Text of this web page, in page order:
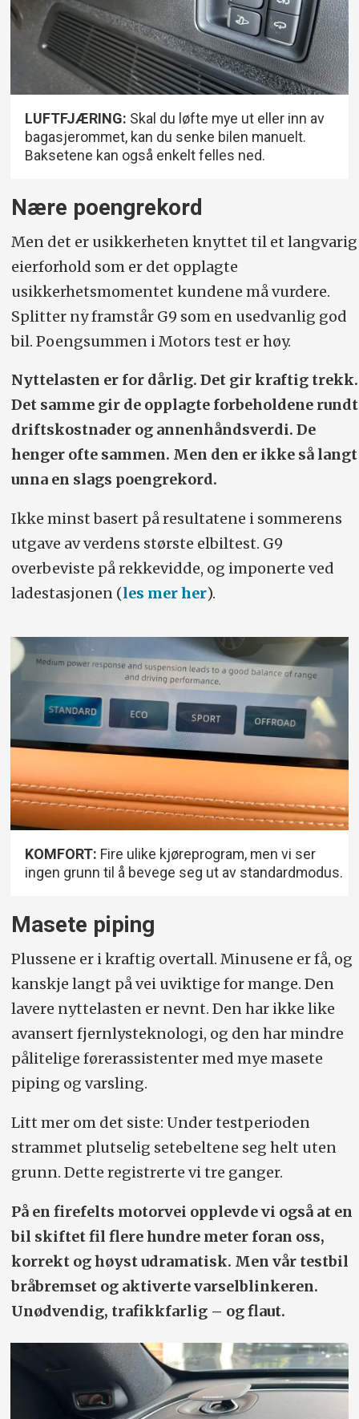
LUFTFJÆRING: Skal du løfte mye ut eller inn av
bagasjerommet, kan du senke bilen manuelt.
Baksetene kan også enkelt felles ned.
Nære poengrekord
Men det er usikkerheten knyttet til et langvarig
eierforhold som er det opplagte
usikkerhetsmomentet kundene må vurdere.
Splitter ny framstår G9 som en usedvanlig god
bil. Poengsummen i Motors test er høy.
Nyttelasten er for dårlig. Det gir kraftig trekk.
Det samme gir de opplagte forbeholdene rundt
driftskostnader og annenhåndsverdi. De
henger ofte sammen. Men den er ikke så langt
unna en slags poengrekord.
Ikke minst basert på resultatene i sommerens
utgave av verdens største elbiltest. G9
overbeviste på rekkevidde, og imponerte ved
ladestasjonen (les mer her).
KOMFORT: Fire ulike kjøreprogram, men vi ser
ingen grunn til å bevege seg ut av standardmodus.
Masete piping
Plussene er i kraftig overtall. Minusene er få, og
kanskje langt på vei uviktige for mange. Den
lavere nyttelasten er nevnt. Den har ikke like
avansert fjernlysteknologi, og den har mindre
pålitelige førerassistenter med mye masete
piping og varsling.
Litt mer om det siste: Under testperioden
strammet plutselig setebeltene seg helt uten
grunn. Dette registrerte vi tre ganger.
På en firefelts motorvei opplevde vi også at en
bil skiftet fil flere hundre meter foran oss,
korrekt og høyst udramatisk. Men vår testbil
bråbremset og aktiverte varselblinkeren.
Unødvendig, trafikkfarlig – og flaut.